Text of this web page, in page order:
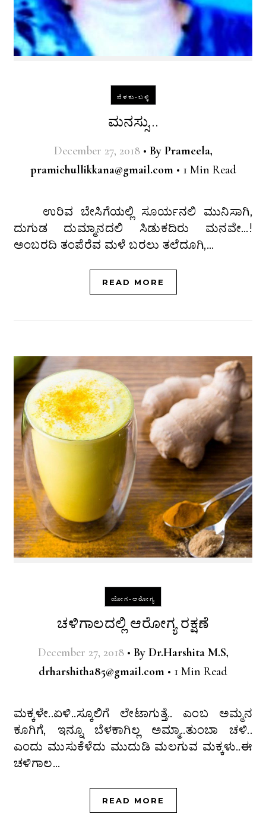
ಬೆಳಕು-ಬಳ್ಳಿ
ಮನಸ್ಸು…
December 27, 2018 • By Prameela,
pramichullikkana@gmail.com • 1 Min Read
ಉರಿವ ಬೇಸಿಗೆಯಲ್ಲಿ ಸೂರ್ಯನಲಿ ಮುನಿಸಾಗಿ,
ದುಗುಡ ದುಮ್ಮಾನದಲಿ ಸಿಡುಕದಿರು ಮನವೇ…!
ಅಂಬರದಿ ತಂಪೆರೆವ ಮಳೆ ಬರಲು ತಲೆದೂಗಿ,…
READ MORE
ಯೋಗ-ಆರೋಗ್ಯ
ಚಳಿಗಾಲದಲ್ಲಿ ಆರೋಗ್ಯ ರಕ್ಷಣೆ
December 27, 2018 • By Dr.Harshita M.S,
drharshitha85@gmail.com • 1 Min Read
ಮಕ್ಕಳೇ..ಏಳಿ..ಸ್ಕೂಲಿಗೆ ಲೇಟಾಗುತ್ತೆ.. ಎಂಬ ಅಮ್ಮನ
ಕೂಗಿಗೆ, ಇನ್ನೂ ಬೆಳಕಾಗಿಲ್ಲ ಅಮ್ಮಾ..ತುಂಬಾ ಚಳಿ..
ಎಂದು ಮುಸುಕೆಳೆದು ಮುದುಡಿ ಮಲಗುವ ಮಕ್ಕಳು..ಈ
ಚಳಿಗಾಲ…
READ MORE